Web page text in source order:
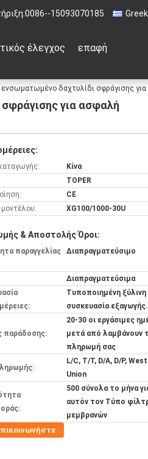
Greek
0086--15093070185
έλεγχος
επαφή
δαχτυλίδι σφράγισης για
για ασφαλή
Κίνα
TOPER
CE
XG100/1000-30U
& Αποστολής Όροι:
παραγγελίας
Διαπραγματεύσιμο
Διαπραγματεύσιμα
Τυποποιημένη ξύλινη
συσκευασία εξαγωγής.
παράδοσης:
20-30 οι εργάσιμες
μετά από λαμβάνουν
πληρωμή σας
L/C, T/T, D/A, D/P,
Union
500 σύνολα το μήνα
αυτόν τον Τύπο
μεμβρανών